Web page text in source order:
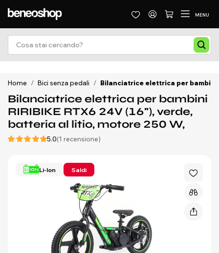
MENU
Home / Bici senza pedali / Bilanciatrice elettrica per bambini
Bilanciatrice elettrica per bambini
RIRIBIKE RTX6 24V (16"), verde,
batteria al litio, motore 250 W,
5.0(1 recensione)
Li-Ion Saldi